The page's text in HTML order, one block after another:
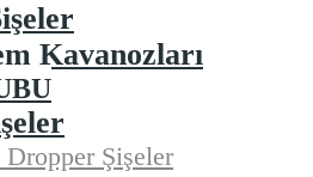
Kavanozları
Şişeler